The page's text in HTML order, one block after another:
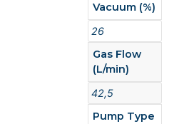
Vacuum (%)
26
Gas Flow
(L/min)
42,5
Pump Type